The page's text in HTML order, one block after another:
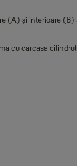
(A) și interioare
cu carcasa